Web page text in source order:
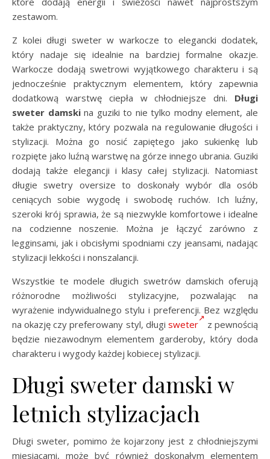
zestawom.
Z kolei długi sweter w warkocze to elegancki dodatek,
który nadaje się idealnie na bardziej formalne okazje.
Warkocze dodają swetrowi wyjątkowego charakteru i są
jednocześnie praktycznym elementem, który zapewnia
dodatkową warstwę ciepła w chłodniejsze dni. Długi
sweter damskina guziki to nie tylko modny element, ale
także praktyczny, który pozwala na regulowanie długości i
stylizacji. Można go nosić zapiętego jako sukienkę lub
rozpięte jako luźną warstwę na górze innego ubrania. Guziki
dodają także elegancji i klasy całej stylizacji. Natomiast
długie swetry oversize to doskonały wybór dla osób
ceniących sobie wygodę i swobodę ruchów. Ich luźny,
szeroki krój sprawia, że są niezwykle komfortowe i idealne
na codzienne noszenie. Można je łączyć zarówno z
legginsami, jak i obcisłymi spodniami czy jeansami, nadając
stylizacji lekkości i nonszalancji.
Wszystkie te modele długich swetrów damskich oferują
różnorodne możliwości stylizacyjne, pozwalając na
wyrażenie indywidualnego stylu i preferencji. Bez względu
na okazję czy preferowany styl, długi sweter
z pewnością
będzie niezawodnym elementem garderoby, który doda
charakteru i wygody każdej kobiecej stylizacji.
Długi sweter damski w
letnich stylizacjach
Długi sweter, pomimo że kojarzony jest z chłodniejszymi
miesiącami, może być również doskonałym elementem